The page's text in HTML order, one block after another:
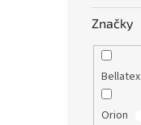
Značky
Bellatex
Orion